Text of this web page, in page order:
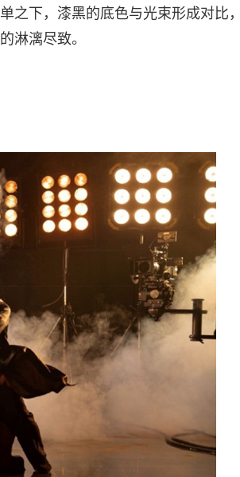
之下，漆黑的底色与光束形成对比
淋漓尽致。